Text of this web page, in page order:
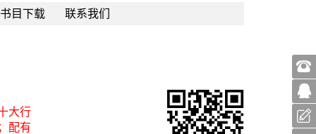
书目下载 联系我们
大行
配有